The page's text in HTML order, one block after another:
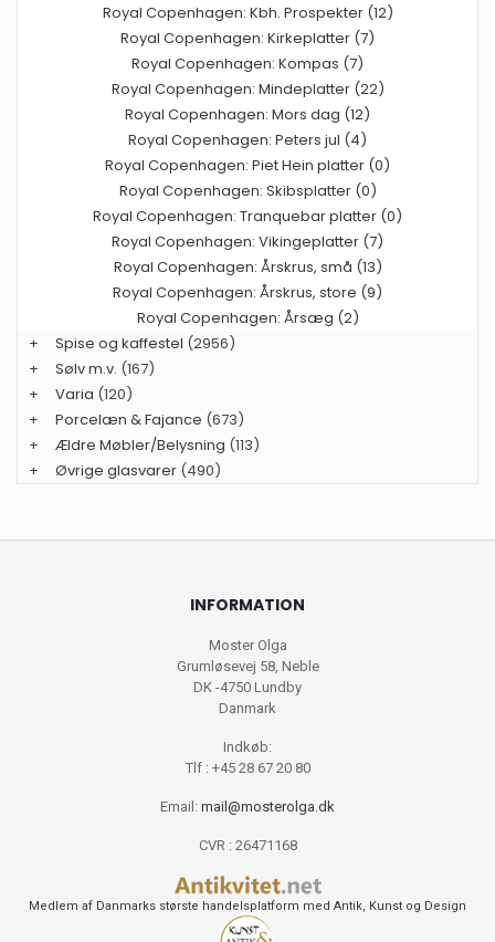
Royal Copenhagen: Kbh. Prospekter (12)
Royal Copenhagen: Kirkeplatter (7)
Royal Copenhagen: Kompas (7)
Royal Copenhagen: Mindeplatter (22)
Royal Copenhagen: Mors dag (12)
Royal Copenhagen: Peters jul (4)
Royal Copenhagen: Piet Hein platter (0)
Royal Copenhagen: Skibsplatter (0)
Royal Copenhagen: Tranquebar platter (0)
Royal Copenhagen: Vikingeplatter (7)
Royal Copenhagen: Årskrus, små (13)
Royal Copenhagen: Årskrus, store (9)
Royal Copenhagen: Årsæg (2)
+
Spise og kaffestel (2956)
+
Sølv m.v. (167)
+
Varia (120)
+
Porcelæn & Fajance (673)
+
Ældre Møbler/Belysning (113)
+
Øvrige glasvarer (490)
INFORMATION
Moster Olga
Grumløsevej 58, Neble
DK -4750 Lundby
Danmark
Indkøb:
Tlf : +45 28 67 20 80
Email: mail@mosterolga.dk
CVR : 26471168
Medlem af Danmarks største handelsplatform med Antik, Kunst og Design